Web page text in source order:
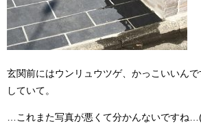
玄関前にはウンリュウツゲ、かっこいいん
していて。
…これまた写真が悪くて分かんないですね